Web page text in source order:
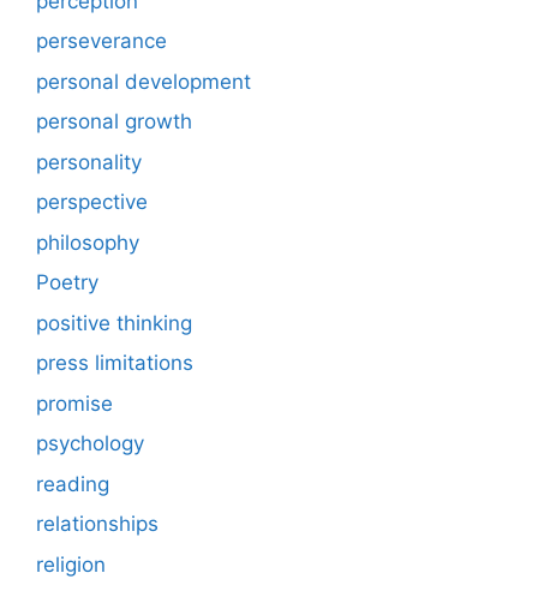
perseverance
personal development
personal growth
personality
perspective
philosophy
Poetry
positive thinking
press limitations
promise
psychology
reading
relationships
religion